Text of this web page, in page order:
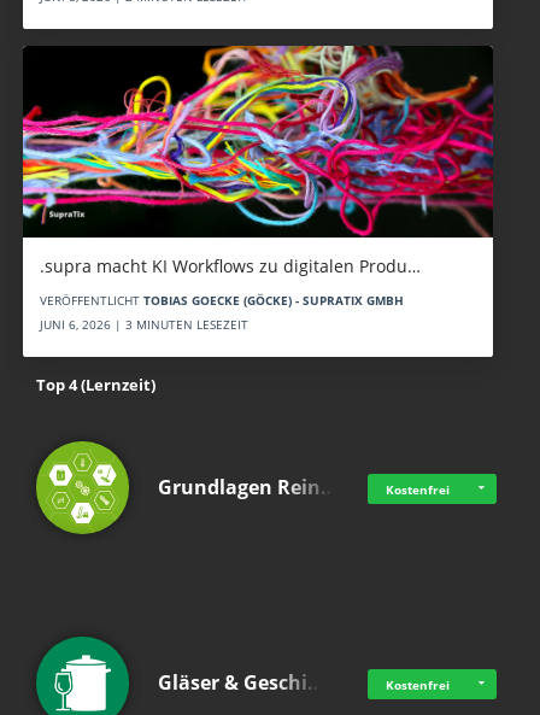
.supra macht KI Workflows zu digitalen Produ…
VERÖFFENTLICHT TOBIAS GOECKE (GÖCKE) - SUPRATIX GMBH
JUNI 6, 2026 | 3 MINUTEN LESEZEIT
Top 4 (Lernzeit)
Grundlagen Rein… Kostenfrei
Gläser & Geschi… Kostenfrei